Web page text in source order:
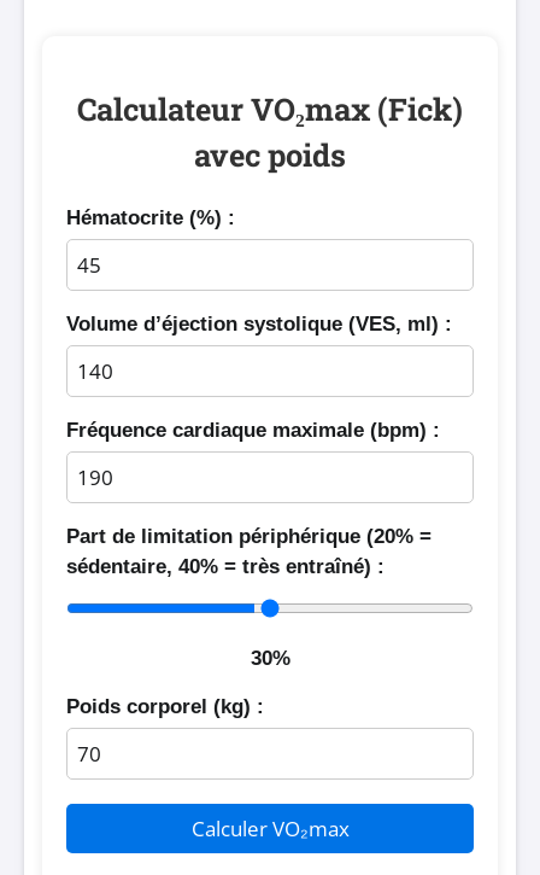
Calculateur VO₂max (Fick)
avec poids
Hématocrite (%) :
Volume d’éjection systolique (VES, ml) :
Fréquence cardiaque maximale (bpm) :
Part de limitation périphérique (20% =
sédentaire, 40% = très entraîné) :
30%
Poids corporel (kg) :
Calculer VO₂max